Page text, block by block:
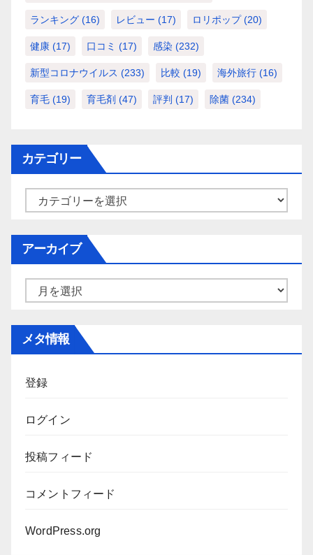
ランキング (16) レビュー (17) ロリポップ(20)
健康 (17) 口コミ (17) 感染 (232)
新型コロナウイルス (233) 比較 (19) 海外旅行 (16)
育毛 (19) 育毛剤 (47) 評判 (17) 除菌 (234)
カテゴリー
ー
アーカイブ
メタ情報
登録
ログイン
投稿フィード
コメントフィード
WordPress.org